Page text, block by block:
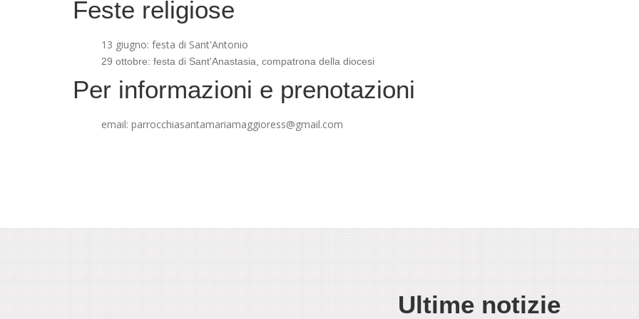
Feste religiose
13 giugno: festa di Sant'Antonio
29 ottobre: festa di Sant'Anastasia, compatrona della diocesi
Per informazioni e prenotazioni
email: parrocchiasantamariamaggioress@gmail.com
Ultime notizie